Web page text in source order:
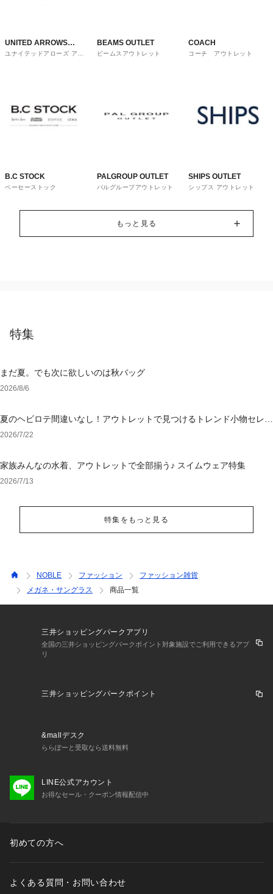
UNITED ARROWS
OUTLET
ユナイテッドアローズ アウ
BEAMS OUTLET
ビームスアウトレット
COACH
コーチ アウトレット
B.C STOCK
ベーセーストック
PALGROUP OUTLET
パルグループアウトレット
SHIPS OUTLET
シップス アウトレット
もっと見る
特集
まだ夏。でも次に欲しいのは秋バッグ
2026/8/6
夏のヘビロテ間違いなし！アウトレットで見つけるトレンド小物セレク
ション
2026/7/22
家族みんなの水着、アウトレットで全部揃う♪ スイムウェア特集
2026/7/13
特集をもっと見る
NOBLE ファッション
ファッション雑貨
メガネ・サングラス
商品一覧
三井ショッピングパークアプリ
全国の三井ショッピングパークポイント対象施設でご利用できるアプ
リ
三井ショッピングパークポイント
&mallデスク
ららぽーと受取なら送料無料
LINE公式アカウント
お得なセール・クーポン情報配信中
初めての方へ
よくある質問・お問い合わせ